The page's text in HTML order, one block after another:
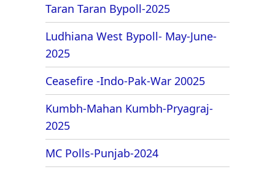
Taran Taran Bypoll-2025
Ludhiana West Bypoll- May-June-
2025
Ceasefire -Indo-Pak-War 20025
Kumbh-Mahan Kumbh-Pryagraj-
2025
MC Polls-Punjab-2024